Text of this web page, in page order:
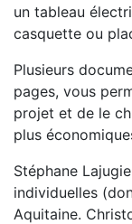
un tableau
casquette ou
Plusieurs
pages, vous
projet et de le
plus
Stéphane
individuelles
Aquitaine.